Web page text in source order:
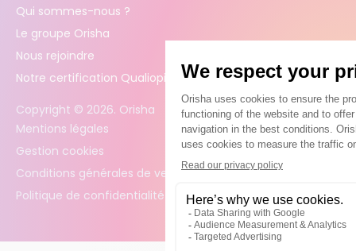
Qui sommes-nous ?
Le groupe Orisha
Nous rejoindre
Notre certification Qualiopi
Copyright © 2026. Orisha
Mentions légales
Gestion cookies
Conditions générales de vente
Politique de confidentialité des données